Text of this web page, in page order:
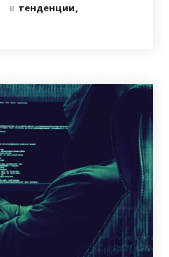
в тенденции